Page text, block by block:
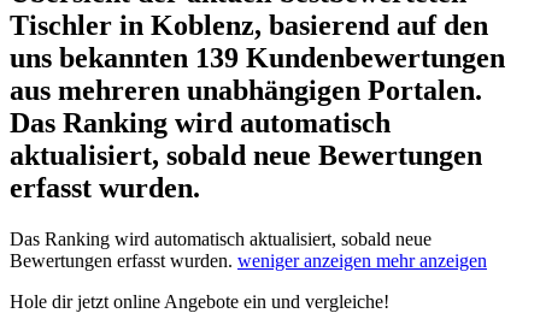
Tischler in Koblenz, basierend auf den
uns bekannten 139 Kundenbewertungen
aus mehreren unabhängigen Portalen.
Das Ranking wird automatisch
aktualisiert, sobald neue Bewertungen
erfasst wurden.
Das Ranking wird automatisch aktualisiert, sobald neue
Bewertungen erfasst wurden. weniger anzeigen mehr anzeigen
Hole dirjetzt online Angebote ein und vergleiche!